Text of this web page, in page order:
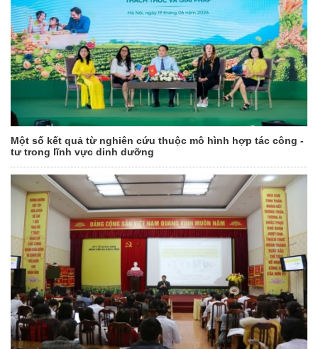
Một số kết quả từ nghiên cứu thuộc mô hình hợp tác công -
tư trong lĩnh vực dinh dưỡng